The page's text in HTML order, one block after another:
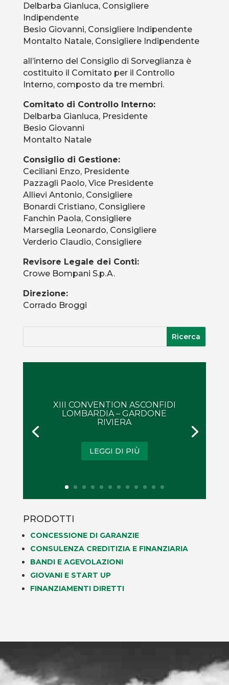
Delbarba Gianluca, Consigliere
Indipendente
Besio Giovanni, Consigliere Indipendente
Montalto Natale, Consigliere Indipendente
all’interno del Consiglio di Sorveglianza è
costituito il Comitato per il Controllo
Interno, composto da tre membri.
Comitato di Controllo Interno:
Delbarba Gianluca, Presidente
Besio Giovanni
Montalto Natale
Consiglio di Gestione:
Ceciliani Enzo, Presidente
Pazzagli Paolo, Vice Presidente
Allievi Antonio, Consigliere
Bonardi Cristiano, Consigliere
Fanchin Paola, Consigliere
Marseglia Leonardo, Consigliere
Verderio Claudio, Consigliere
Revisore Legale dei Conti:
Crowe Bompani S.p.A.
Direzione:
Corrado Broggi
XIII CONVENTION ASCONFIDI
LOMBARDIA – GARDONE
RIVIERA
LEGGI DI PIÙ
PRODOTTI
CONCESSIONE DI GARANZIE
CONSULENZA CREDITIZIA E FINANZIARIA
BANDI E AGEVOLAZIONI
GIOVANI E START UP
FINANZIAMENTI DIRETTI